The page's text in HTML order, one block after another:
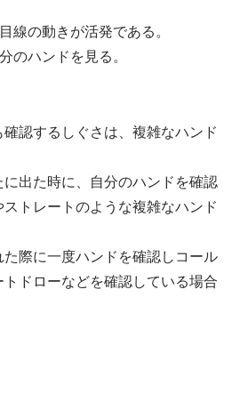
線の動きが活発である。
のハンドを見る。
認するしぐさは、複雑なハンド
出た時に、自分のハンドを確認
トレートのような複雑なハンド
際に一度ハンドを確認しコール
ドローなどを確認している場合